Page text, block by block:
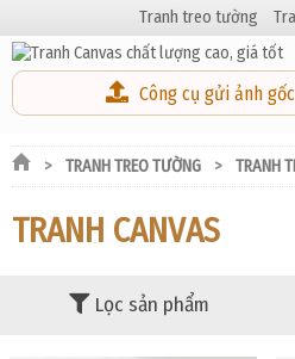
Tranh treo tường
Công cụ gửi ảnh gốc
TRANH TREO TƯỜNG TRANH
TRANH CANVAS
Lọc sản phẩm